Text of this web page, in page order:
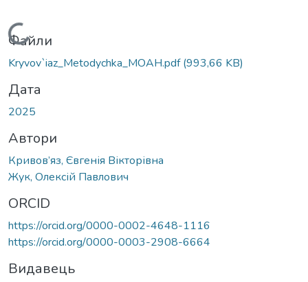
Вантажиться...
Файли
Kryvov`iaz_Metodychka_MOAH.pdf(993,66 KB)
Дата
2025
Автори
Кривов’яз, Євгенія Вікторівна
Жук, Олексій Павлович
ORCID
https://orcid.org/0000-0002-4648-1116
https://orcid.org/0000-0003-2908-6664
Видавець